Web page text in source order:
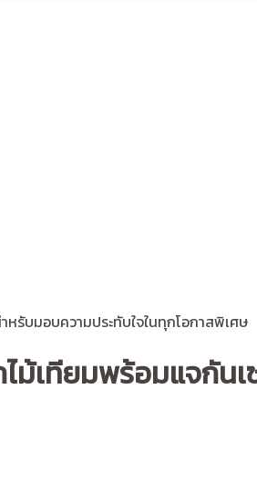
รับมอบความประทับใจในทุกโอกาสพิเศษ
ม้เทียมพร้อมแจกัน